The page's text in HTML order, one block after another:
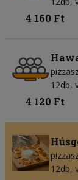
4 160 Ft
12db,
4 120 Ft
12db,